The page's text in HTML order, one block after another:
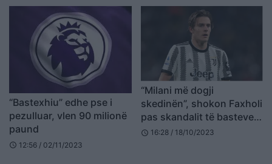
“Bastexhiu” edhe pse i
pezulluar, vlen 90 milionë
paund
schedule 12:56 / 02/11/2023
“Milani më dogji
skedinën”, shokon Faxholi
pas skandalit të basteve:
Jam i zhytur në borxhe,
schedule 16:28 / 18/10/2023